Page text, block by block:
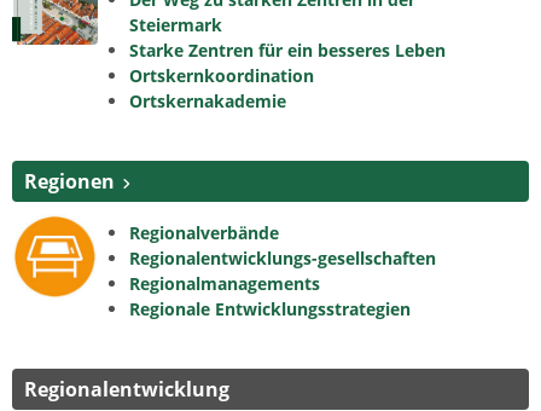
Steiermark
Starke Zentren für ein besseres Leben
Ortskernkoordination
Ortskernakademie
Regionen
Regionalverbände
Regionalentwicklungs-gesellschaften
Regionalmanagements
Regionale Entwicklungsstrategien
Regionalentwicklung